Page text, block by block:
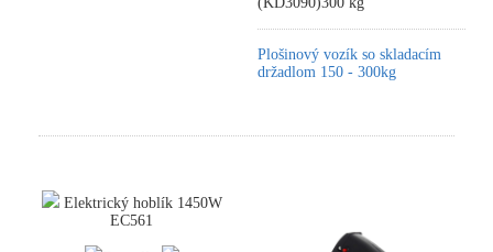
Plošinový vozík so skladacím
držadlom 150 - 300kg
Elektrický hoblík 1450W
EC561